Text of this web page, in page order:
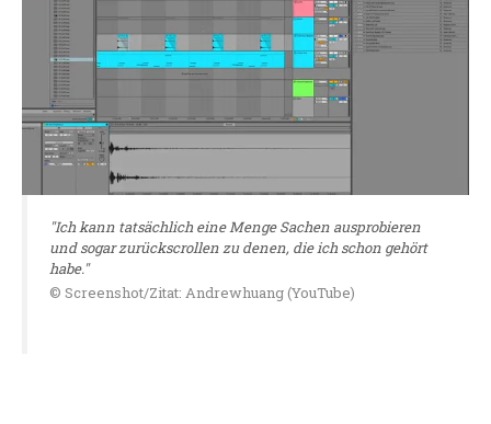
"Ich kann tatsächlich eine Menge Sachen ausprobieren
und sogar zurückscrollen zu denen, die ich schon gehört
habe."
© Screenshot/Zitat: Andrewhuang (YouTube)